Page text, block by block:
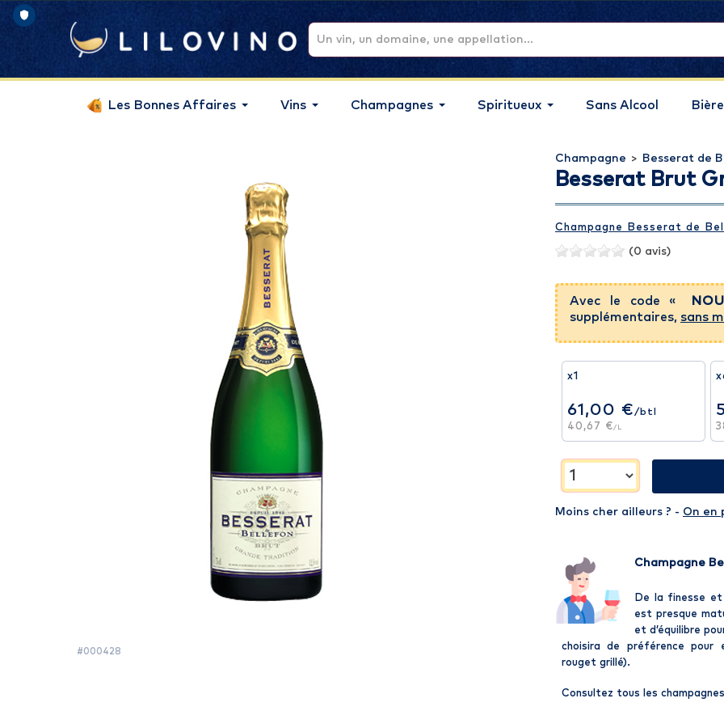
Les Bonnes Affaires Vins Champagnes Spiritueux Sans Alcool
#000428
Champagne > Besserat de
Besserat Brut
Champagne Besserat de
(0 avis)
Avec le code «
supplémentaires, sans
x1
61,00 € /btl
40,67 € /L
Moins cher ailleurs ? - On en
Champagne
De la finesse et
est presque
et d’équilibre
choisira de préférence pour
rouget grillé).
Consultez tous les